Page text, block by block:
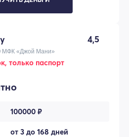
4,5
МФК «Джой Мани»
только паспорт
100000 ₽
от 3 до 168 дней